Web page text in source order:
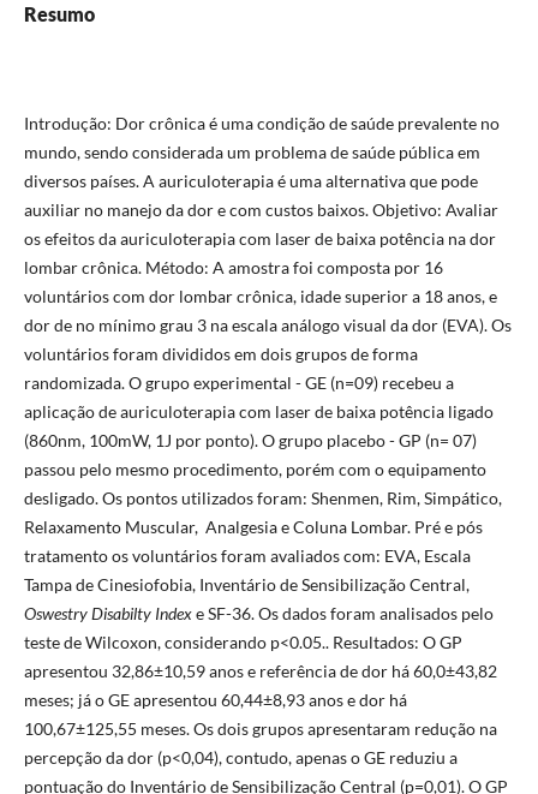
Resumo
Introdução: Dor crônica é uma condição de saúde prevalente no
mundo, sendo considerada um problema de saúde pública em
diversos países. A auriculoterapia é uma alternativa que pode
auxiliar no manejo da dor e com custos baixos. Objetivo: Avaliar
os efeitos da auriculoterapia com laser de baixa potência na dor
lombar crônica. Método: A amostra foi composta por 16
voluntários com dor lombar crônica, idade superior a 18 anos, e
dor de no mínimo grau 3 na escala análogo visual da dor (EVA). Os
voluntários foram divididos em dois grupos de forma
randomizada. O grupo experimental - GE (n=09) recebeu a
aplicação de auriculoterapia com laser de baixa potência ligado
(860nm, 100mW, 1J por ponto). O grupo placebo - GP (n= 07)
passou pelo mesmo procedimento, porém com o equipamento
desligado. Os pontos utilizados foram: Shenmen, Rim, Simpático,
Relaxamento Muscular, Analgesia e Coluna Lombar. Pré e pós
tratamento os voluntários foram avaliados com: EVA, Escala
Tampa de Cinesiofobia, Inventário de Sensibilização Central,
Oswestry Disabilty Indexe SF-36. Os dados foram analisados pelo
teste de Wilcoxon, considerando p<0.05.. Resultados: O GP
apresentou 32,86±10,59 anos e referência de dor há 60,0±43,82
meses; já o GE apresentou 60,44±8,93 anos e dor há
100,67±125,55 meses. Os dois grupos apresentaram redução na
percepção da dor (p<0,04), contudo, apenas o GE reduziu a
pontuação do Inventário de Sensibilização Central (p=0,01). O GP